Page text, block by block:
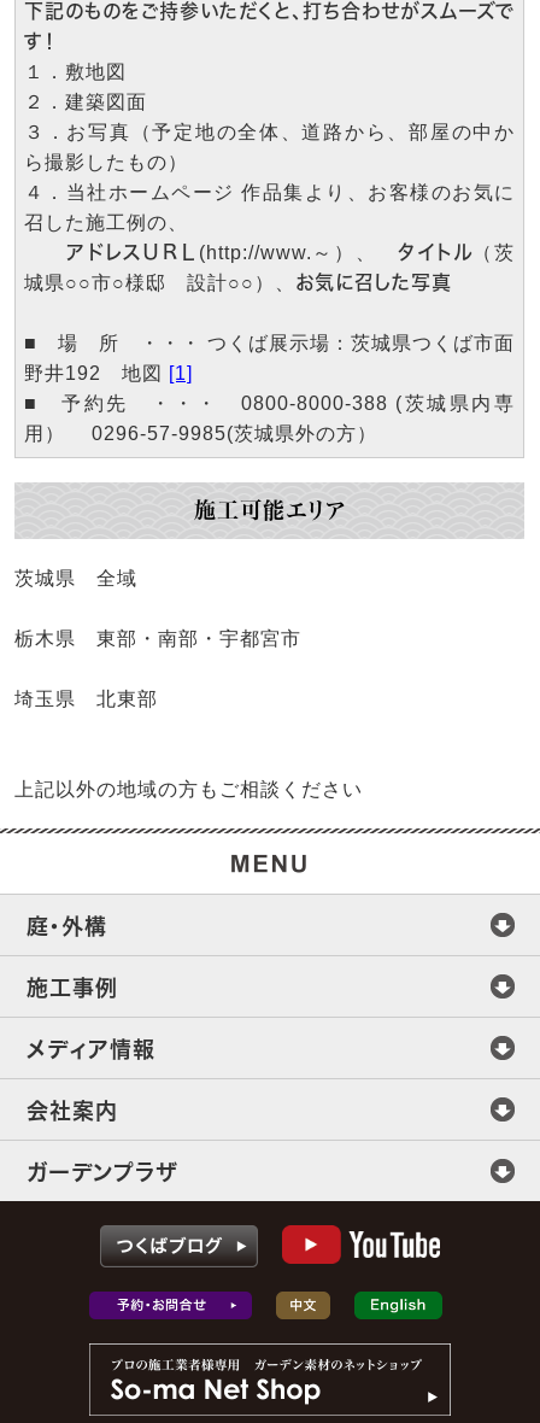
下記のものをご持参いただくと、打ち合わせがスムーズで
す！
１．敷地図
２．建築図面
３．お写真（予定地の全体、道路から、部屋の中か
ら撮影したもの）
４．当社ホームページ 作品集より、お客様のお気に
召した施工例の、
アドレスＵＲＬ (http://www.～）、タイトル
（茨
城県○○市○様邸 設計○○）、 お気に召した写真
■ 場 所 ・・・ つくば展示場：茨城県つくば市面
野井192 地図
[1]
■ 予約先 ・・・ 0800-8000-388 (茨城県内専
用） 0296-57-9985(茨城県外の方）
施工可能エリア
茨城県 全域
栃木県 東部・南部・宇都宮市
埼玉県 北東部
上記以外の地域の方もご相談ください
庭・外構
施工事例
メディア情報
会社案内
ガーデンプラザ